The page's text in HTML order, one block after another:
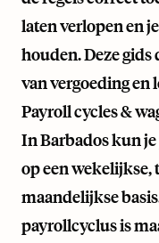
laten verlopen en
houden. Deze
van vergoeding
Payroll cycles &
In Barbados kun
op een
maandelijkse
payrollcyclus is